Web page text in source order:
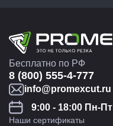
Бесплатно по РФ
8 (800) 555-4-777
info@promexcut.ru
9:00 - 18:00 Пн-Пт
Наши сертификаты